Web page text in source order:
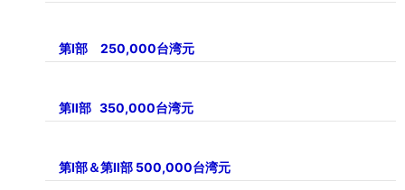
第Ⅰ部 250,000台湾元
第Ⅱ部 350,000台湾元
第Ⅰ部＆第Ⅱ部 500,000台湾元